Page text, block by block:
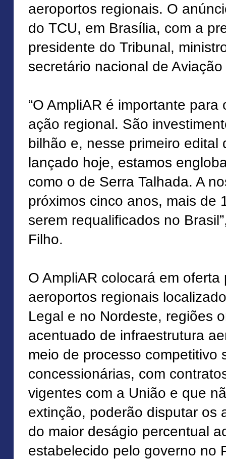
aeroportos regionais. O
do TCU, em Brasília, com a
presidente do Tribunal,
secretário nacional de
“O AmpliAR é importante
ação regional. São
bilhão e, nesse primeiro edital
lançado hoje, estamos
como o de Serra Talhada. A
próximos cinco anos, mais de
serem requalificados no
Filho.
O AmpliAR colocará em oferta
aeroportos regionais
Legal e no Nordeste, regiões
acentuado de infraestrutura
meio de processo competitivo
concessionárias, com
vigentes com a União e que
extinção, poderão disputar os
do maior deságio percentual
estabelecido pelo governo no